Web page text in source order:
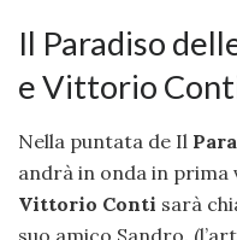
Il Paradiso
e Vittorio
Nella puntata de Il
andrà in onda in prima
Vittorio Conti sarà
suo amico Sandro.